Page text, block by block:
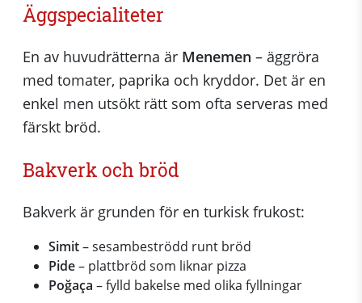
Äggspecialiteter
En av huvudrätterna är Menemen – äggröra
med tomater, paprika och kryddor. Det är en
enkel men utsökt rätt som ofta serveras med
färskt bröd.
Bakverk och bröd
Bakverk är grunden för en turkisk frukost:
Simit– sesambeströdd runt bröd
Pide– plattbröd som liknar pizza
Poğaça – fylld bakelse med olika fyllningar